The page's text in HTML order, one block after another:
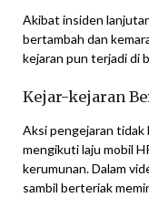
Akibat insiden
bertambah dan
kejaran pun terjadi di
Kejar-kejaran
Aksi pengejaran tidak
mengikuti laju mobil
kerumunan. Dalam
sambil berteriak